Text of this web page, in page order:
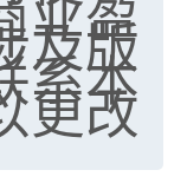
及版
系本
更改